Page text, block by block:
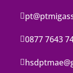
0877 7643